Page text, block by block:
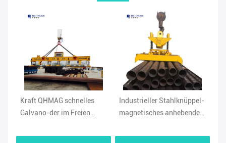
Industrieller Stahlknüppel-
magnetisches anhebendes
Clamp Holder
Industrielle 10 Ton
Magnetic Lifting Clamp 90